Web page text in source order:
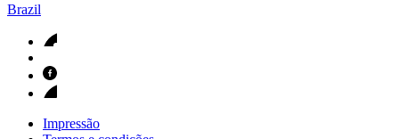
Brazil
Impressão